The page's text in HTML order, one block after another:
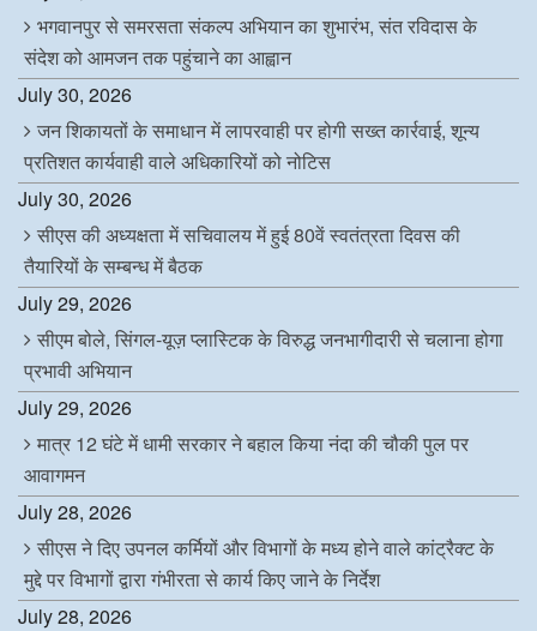
भगवानपुर से समरसता संकल्प अभियान का शुभारंभ, संत रविदास के
संदेश को आमजन तक पहुंचाने का आह्वान
July 30, 2026
जन शिकायतों के समाधान में लापरवाही पर होगी सख्त कार्रवाई, शून्य
प्रतिशत कार्यवाही वाले अधिकारियों को नोटिस
July 30, 2026
सीएस की अध्यक्षता में सचिवालय में हुई 80वें स्वतंत्रता दिवस की
तैयारियों के सम्बन्ध में बैठक
July 29, 2026
सीएम बोले, सिंगल-यूज़ प्लास्टिक के विरुद्ध जनभागीदारी से चलाना होगा
प्रभावी अभियान
July 29, 2026
मात्र 12 घंटे में धामी सरकार ने बहाल किया नंदा की चौकी पुल पर
आवागमन
July 28, 2026
सीएस ने दिए उपनल कर्मियों और विभागों के मध्य होने वाले कांट्रैक्ट के
मुद्दे पर विभागों द्वारा गंभीरता से कार्य किए जाने के निर्देश
July 28, 2026